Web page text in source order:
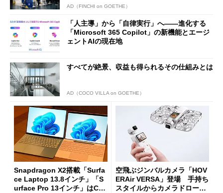
AD（FINCHI on GOETHE）
「人主導」から「自律実行」へ――進化する
「Microsoft 365 Copilot」の新機能とエージ
ェントAIの現在地
すべてが絶景、収益も得られるその仕組みとは
AD（COCO VILLA on GOETHE）
Snapdragon X2搭載「Surfa
ce Laptop 13.8インチ」「S
urface Pro 13インチ」はCop
空飛ぶジンバルカメラ「HOV
ERAir VERSA」登場 手持ち
スタイルからカメラドローン